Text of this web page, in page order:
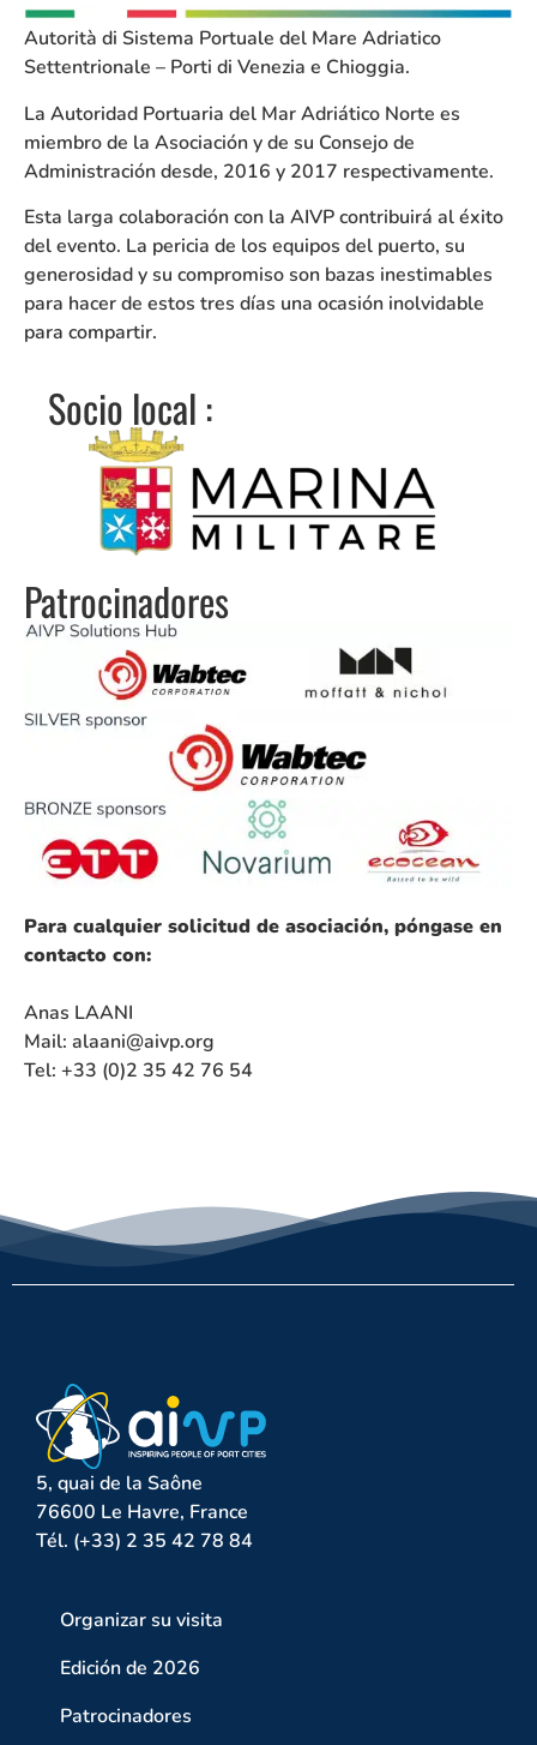
Autorità di Sistema Portuale del Mare Adriatico
Settentrionale – Porti di Venezia e Chioggia.
La Autoridad Portuaria del Mar Adriático Norte es
miembro de la Asociación y de su Consejo de
Administración desde, 2016 y 2017 respectivamente.
Esta larga colaboración con la AIVP contribuirá al éxito
del evento. La pericia de los equipos del puerto, su
generosidad y su compromiso son bazas inestimables
para hacer de estos tres días una ocasión inolvidable
para compartir.
Socio local :
Patrocinadores
Para cualquier solicitud de asociación, póngase en
contacto con:
Anas LAANI
Mail: alaani@aivp.org
Tel: +33 (0)2 35 42 76 54
5, quai de la Saône
76600 Le Havre, France
Tél. (+33) 2 35 42 78 84
Organizar su visita
Edición de 2026
Patrocinadores